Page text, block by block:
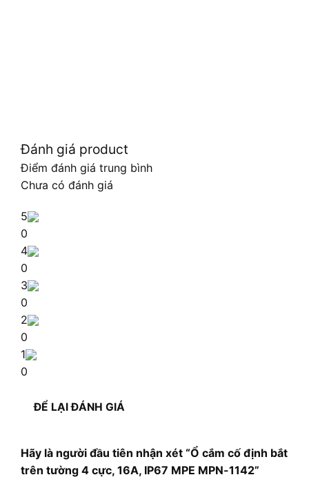
Đánh giá product
Điểm đánh giá trung bình
Chưa có đánh giá
5
0
4
0
3
0
2
0
1
0
ĐỂ LẠI ĐÁNH GIÁ
Hãy là người đầu tiên nhận xét “Ổ cắm cố định bắt
trên tường 4 cực, 16A, IP67 MPE MPN-1142”